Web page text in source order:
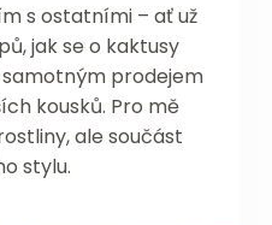
s ostatními – ať už
jak se o kaktusy
prodejem
kousků. Pro mě
ale součást
stylu.